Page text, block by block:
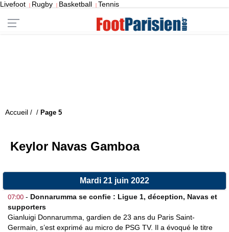
Livefoot | Rugby | Basketball | Tennis
Accueil / / Page 5
Keylor Navas Gamboa
Mardi 21 juin 2022
07:00 - Donnarumma se confie : Ligue 1, déception, Navas et
supporters
Gianluigi Donnarumma, gardien de 23 ans du Paris Saint-
Germain, s’est exprimé au micro de PSG TV. Il a évoqué le titre